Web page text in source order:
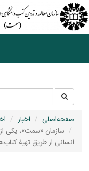
جستجو
در
سایت
صفحه‌اصلی اخبار
سازمان «سمت»، یکی
انسانی از طریق تهیۀ